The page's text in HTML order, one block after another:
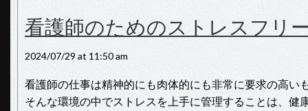
看護師のためのストレスフリ
2024/07/29 at 11:50 am
看護師の仕事は精神的にも肉体的にも非常に要求の高い
そんな環境の中でストレスを上手に管理することは、健